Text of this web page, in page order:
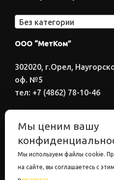
Без категории
ООО “МетКом”
302020, г.Орел,
оф. №5
тел: +7 (4862) 78-10-46
Электронный адрес
metkom57@mail.ru
Мы ценим вашу
Мы используем файлы cookie.
на сайте, вы соглашаетесь с